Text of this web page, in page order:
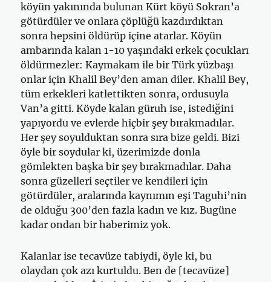
köyün yakınında bulunan Kürt köyü Sokran’a
götürdüler ve onlara çöplüğü kazdırdıktan
sonra hepsini öldü­rüp içine atarlar. Köyün
ambarında kalan 1-10 yaşındaki erkek çocukları
öldürmezler: Kaymakam ile bir Türk yüzbaşı
onlar için Khalil Bey’den aman diler. Khalil Bey,
tüm erkekleri katlettikten sonra, ordusuyla
Van’a gitti. Köyde kalan güruh ise, istediğini
yapıyordu ve evlerde hiçbir şey bırakmadılar.
Her şey soyulduktan sonra sıra bize geldi. Bizi
öyle bir soy­dular ki, üzerimizde donla
gömlekten başka bir şey bırakmadılar. Daha
sonra güzelleri seçtiler ve kendileri için
götürdüler, aralarında kaynımın eşi Taguhi’nin
de olduğu 300’den fazla kadın ve kız. Bugüne
kadar on­dan bir haberimiz yok.
Kalanlar ise tecavüze tabiydi, öyle ki, bu
olaydan çok azı kurtuldu. Ben de [tecavüze]